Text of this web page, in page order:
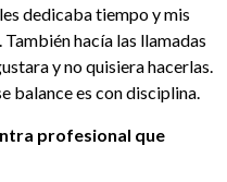
dedicaba tiempo y mis
hacía las llamadas
y no quisiera hacerlas.
balance es con disciplina.
profesional que